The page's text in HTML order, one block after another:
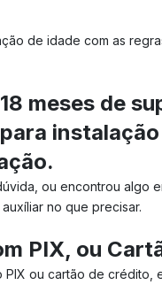
de idade com as
meses de
ou encontrou algo
no que precisar.
PIX, ou
PIX ou cartão de crédito,